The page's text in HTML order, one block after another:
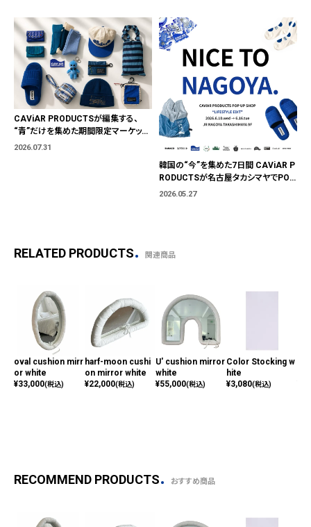
CAViAR PRODUCTSが編集する、
“青”だけを集めた期間限定マーケット
「BLUE MARKET」が横浜に。ブランド
2026.07.31
韓国の“今”を集めた7日間 CAViAR P
RODUCTSが名古屋タカシマヤでPOP
UP開催
2026.05.27
RELATED PRODUCTS 関連商品
oval cushion mirr
or white
¥33,000(税込)
harf-moon cushi
on mirror white
¥22,000(税込)
U' cushion mirror
white
¥55,000(税込)
Color Stocking w
hite
¥3,080(税込)
RECOMMEND PRODUCTS おすすめ商品